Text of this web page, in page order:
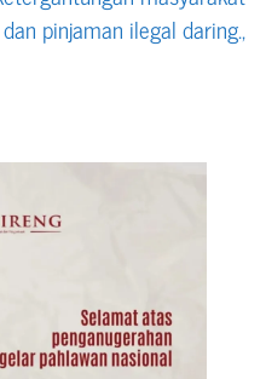
pinjaman ilegal daring.,